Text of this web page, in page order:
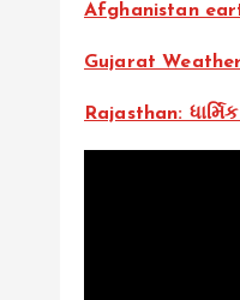
Afghanistan
Gujarat
Rajasthan: